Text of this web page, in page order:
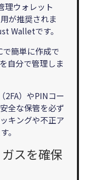
理ウォレット
が推奨されま
Walletです。
で簡単に作成で
自分で管理しま
2FA）やPINコー
全な保管を必ず
キングや不正ア
。
スを確保